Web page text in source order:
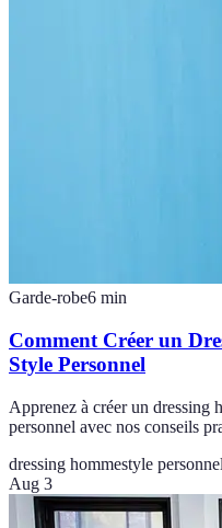
Garde-robe6 min
Comment Créer un
Style Personnel
Apprenez à créer un dressing
personnel avec nos conseils
dressing hommestyle personnel
Aug 3